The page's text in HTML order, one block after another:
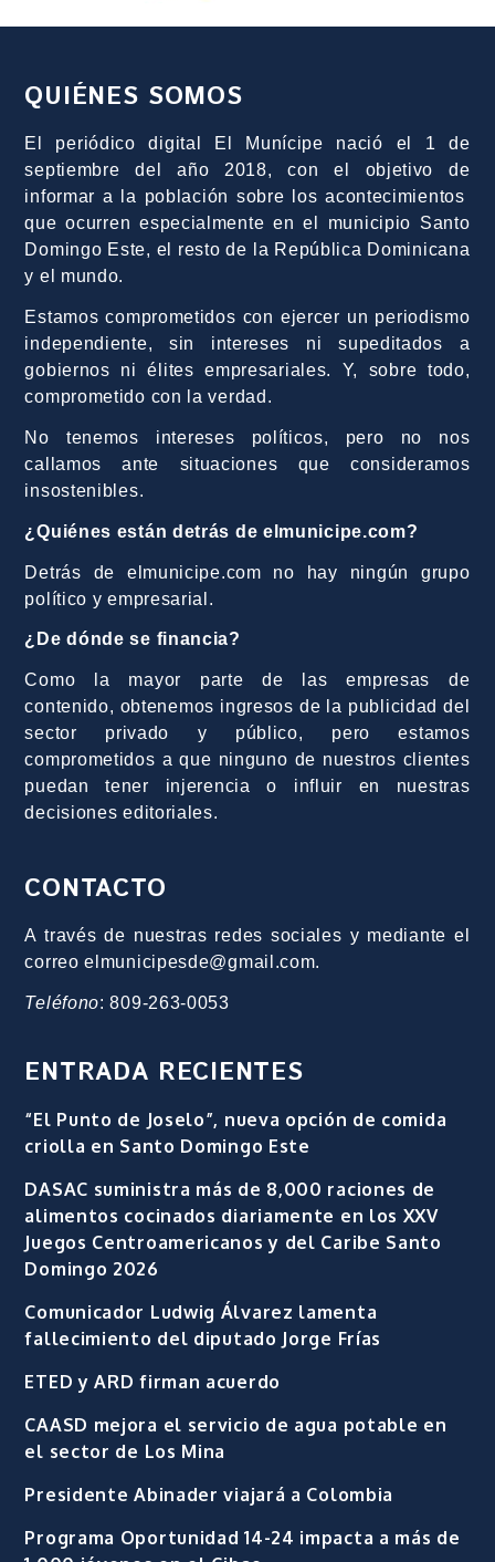
QUIÉNES SOMOS
El periódico digital El Munícipe nació el 1 de
septiembre del año 2018, con el objetivo de
informar a la población sobre los acontecimientos
que ocurren especialmente en el municipio Santo
Domingo Este, el resto de la República Dominicana
y el mundo.
Estamos comprometidos con ejercer un periodismo
independiente, sin intereses ni supeditados a
gobiernos ni élites empresariales. Y, sobre todo,
comprometido con la verdad.
No tenemos intereses políticos, pero no nos
callamos ante situaciones que consideramos
insostenibles.
¿Quiénes están detrás de elmunicipe.com?
Detrás de elmunicipe.com no hay ningún grupo
político y empresarial.
¿De dónde se financia?
Como la mayor parte de las empresas de
contenido, obtenemos ingresos de la publicidad del
sector privado y público, pero estamos
comprometidos a que ninguno de nuestros clientes
puedan tener injerencia o influir en nuestras
decisiones editoriales.
CONTACTO
A través de nuestras redes sociales y mediante el
correo elmunicipesde@gmail.com.
Teléfono: 809-263-0053
ENTRADA RECIENTES
“El Punto de Joselo”, nueva opción de comida
criolla en Santo Domingo Este
DASAC suministra más de 8,000 raciones de
alimentos cocinados diariamente en los XXV
Juegos Centroamericanos y del Caribe Santo
Domingo 2026
Comunicador Ludwig Álvarez lamenta
fallecimiento del diputado Jorge Frías
ETED y ARD firman acuerdo
CAASD mejora el servicio de agua potable en
el sector de Los Mina
Presidente Abinader viajará a Colombia
Programa Oportunidad 14-24 impacta a más de